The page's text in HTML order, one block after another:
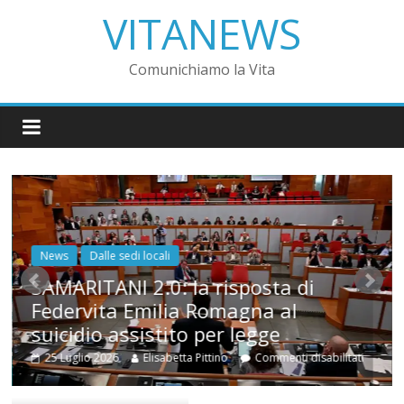
VITANEWS
Comunichiamo la Vita
News Dalle sedi locali
SAMARITANI 2.0: la risposta di
Federvita Emilia Romagna al
suicidio assistito per legge
25 Luglio 2026 Elisabetta Pittino Commenti disabilitati